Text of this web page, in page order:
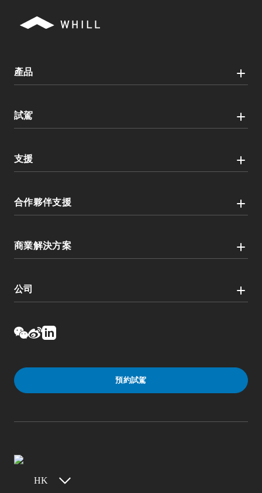
產品
試駕
支援
合作夥伴支援
商業解決方案
公司
預約試駕
HK